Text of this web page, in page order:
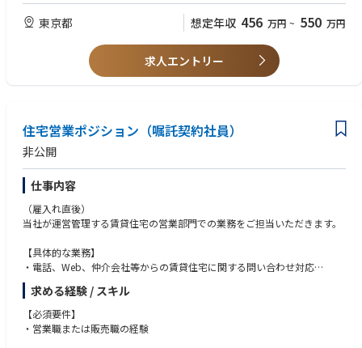
東京都 想定年収 456 万円 ~ 550 万円
求人エントリー
住宅営業ポジション（嘱託契約社員）
非公開
仕事内容
（雇入れ直後）
当社が運営管理する賃貸住宅の営業部門での業務をご担当いただきます。
【具体的な業務】
・電話、Web、仲介会社等からの賃貸住宅に関する問い合わせ対応
・属性確認、物件案内、契約締結、物件引渡等
・契約者、居住者の入居中のフォロー、再契約（契約更新）、名義変更、
解約受付 等
・住宅賃貸営業に関するサポート業務
求める経験 / スキル
【必須要件】
・営業職または販売職の経験